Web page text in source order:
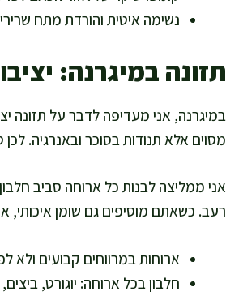
נשימה איטית והורדת מתח
תזונה במיגרנה:
במיגרנה, אני מעדיפה לדבר על תזונה
מסוים אלא תנודות בסוכר ובאנרגיה.
אני ממליצה לבנות כל ארוחה סביב
רעב. כשאתם מוסיפים גם שומן איכותי,
ארוחות במרווחים קבועים ולא
חלבון בכל ארוחה: יוגורט,